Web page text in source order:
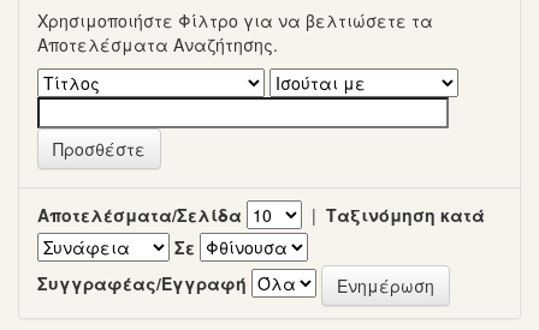
Χρησιμοποιήστε Φίλτρο για να βελτιώσετε τα
Αποτελέσματα Αναζήτησης.
Αποτελέσματα/Σελίδα | Ταξινόμηση κατά
Σε
Συγγραφέας/Εγγραφή